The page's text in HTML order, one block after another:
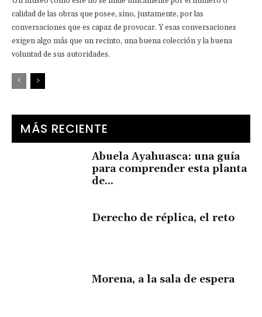
calidad de las obras que posee, sino, justamente, por las
conversaciones que es capaz de provocar. Y esas conversaciones
exigen algo más que un recinto, una buena colección y la buena
voluntad de sus autoridades.
MÁS RECIENTE
Abuela Ayahuasca: una guía
para comprender esta planta
de...
Derecho de réplica, el reto
Morena, a la sala de espera